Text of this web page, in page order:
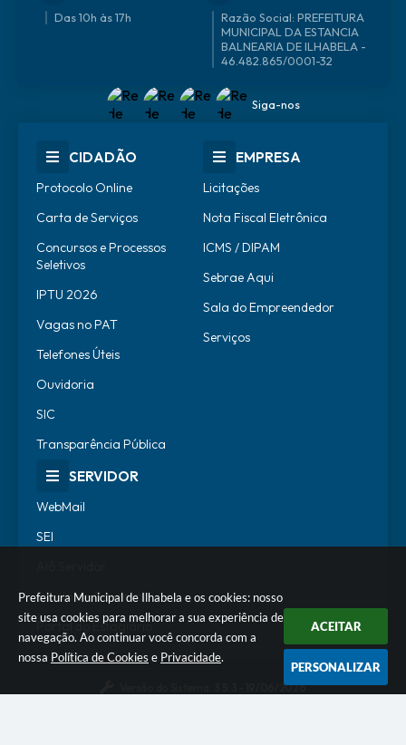
Prefeitura Municipal de Ilhabela e os cookies: nosso
site usa cookies para melhorar a sua experiência de
navegação. Ao continuar você concorda com a
nossa Política de Cookies e Privacidade.
ACEITAR
PERSONALIZAR
Das 10h às 17h
46.482.865/0001-32
Siga-nos
CIDADÃO
Protocolo Online
Carta de Serviços
Concursos e Processos
Seletivos
IPTU 2026
Vagas no PAT
Telefones Úteis
Ouvidoria
SIC
Transparência Pública
EMPRESA
Licitações
Nota Fiscal Eletrônica
ICMS / DIPAM
Sebrae Aqui
Sala do Empreendedor
Serviços
SERVIDOR
WebMail
SEI
Escola de Governo
Portal do Estagiário
3.5.3 - 19/06/2026